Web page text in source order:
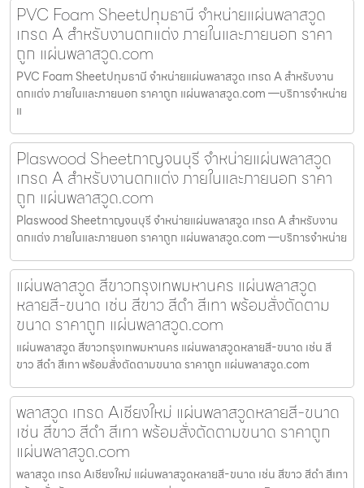
PVC Foam Sheetปทุมธานี จำหน่ายแผ่นพลาสวูด
เกรด A สำหรับงานตกแต่ง ภายในและภายนอก ราคา
ถูก แผ่นพลาสวูด.com
PVC Foam Sheetปทุมธานี จำหน่ายแผ่นพลาสวูด เกรด A สำหรับงาน
ตกแต่ง ภายในและภายนอก ราคาถูก แผ่นพลาสวูด.com —บริการจำหน่าย
แ
Plaswood Sheetกาญจนบุรี จำหน่ายแผ่นพลาสวูด
เกรด A สำหรับงานตกแต่ง ภายในและภายนอก ราคา
ถูก แผ่นพลาสวูด.com
Plaswood Sheetกาญจนบุรี จำหน่ายแผ่นพลาสวูด เกรด A สำหรับงาน
ตกแต่ง ภายในและภายนอก ราคาถูก แผ่นพลาสวูด.com —บริการจำหน่าย
แผ่นพลาสวูด สีขาวกรุงเทพมหานคร แผ่นพลาสวูด
หลายสี-ขนาด เช่น สีขาว สีดำ สีเทา พร้อมสั่งตัดตาม
ขนาด ราคาถูก แผ่นพลาสวูด.com
แผ่นพลาสวูด สีขาวกรุงเทพมหานคร แผ่นพลาสวูดหลายสี-ขนาด เช่น สี
ขาว สีดำ สีเทา พร้อมสั่งตัดตามขนาด ราคาถูก แผ่นพลาสวูด.com
พลาสวูด เกรด Aเชียงใหม่ แผ่นพลาสวูดหลายสี-ขนาด
เช่น สีขาว สีดำ สีเทา พร้อมสั่งตัดตามขนาด ราคาถูก
แผ่นพลาสวูด.com
พลาสวูด เกรด Aเชียงใหม่ แผ่นพลาสวูดหลายสี-ขนาด เช่น สีขาว สีดำ สีเทา